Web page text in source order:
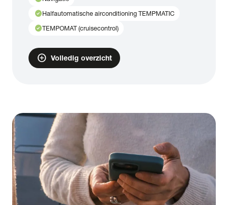
check_circleHalfautomatische airconditioning TEMPMATIC
check_circleTEMPOMAT (cruisecontrol)
add_circle Volledig overzicht